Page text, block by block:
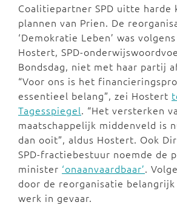
Coalitiepartner SPD uitte harde
plannen van Prien. De
‘Demokratie Leben’ was
Hostert, SPD-
Bondsdag, niet met haar partij
“Voor ons is het
essentieel belang”, zei Hostert
Tagesspiegel. “Het versterken
maatschappelijk middenveld is
dan ooit”, aldus Hostert. Ook
SPD-fractiebestuur noemde de
minister ‘onaanvaardbaar’.
door de reorganisatie
werk in gevaar.